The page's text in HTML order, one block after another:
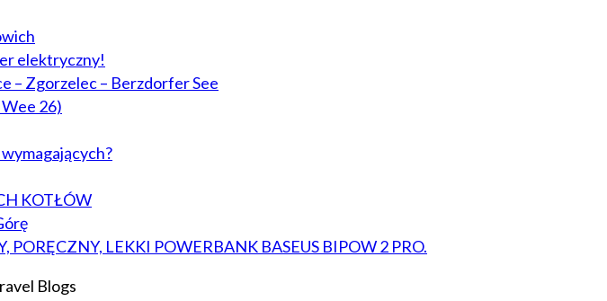
elektryczny!
– Zgorzelec – Berzdorfer See
26)
KOTŁÓW
LEKKI POWERBANK BASEUS BIPOW 2 PRO.